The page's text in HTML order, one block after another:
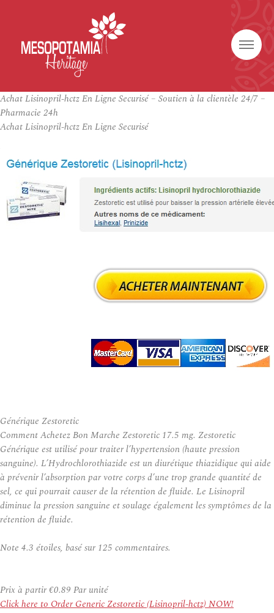
Achat Lisinopril-hctz En Ligne Securisé – Soutien à la clientèle 24/7 –
Pharmacie 24h
Achat Lisinopril-hctz En Ligne Securisé
Générique Zestoretic
Comment Achetez Bon Marche Zestoretic 17.5 mg. Zestoretic
Générique est utilisé pour traiter l’hypertension (haute pression
sanguine). L’Hydrochlorothiazide est un diurétique thiazidique qui aide
à prévenir l’absorption par votre corps d’une trop grande quantité de
sel, ce qui pourrait causer de la rétention de fluide. Le Lisinopril
diminue la pression sanguine et soulage également les symptômes de la
rétention de fluide.
Note 4.3 étoiles, basé sur 125 commentaires.
Prix à partir€0.89 Par unité
Click here to Order Generic Zestoretic (Lisinopril-hctz) NOW!